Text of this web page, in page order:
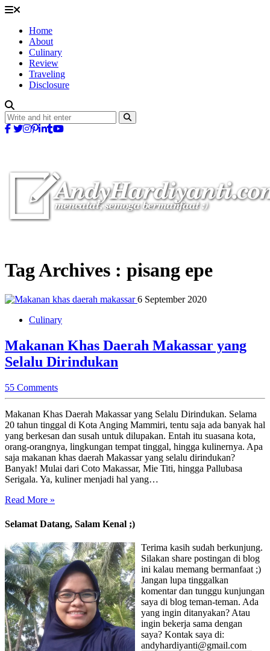
Home
About
Culinary
Review
Traveling
Disclosure
Tag Archives : pisang epe
6 September 2020
Culinary
Makanan Khas Daerah Makassar yang
Selalu Dirindukan
55 Comments
Makanan Khas Daerah Makassar yang Selalu Dirindukan. Selama
20 tahun tinggal di Kota Anging Mammiri, tentu saja ada banyak hal
yang berkesan dan susah untuk dilupakan. Entah itu suasana kota,
orang-orangnya, lingkungan tempat tinggal, hingga kulinernya. Apa
saja makanan khas daerah Makassar yang selalu dirindukan?
Banyak! Mulai dari Coto Makassar, Mie Titi, hingga Pallubasa
Serigala. Ya, kuliner menjadi hal yang…
Read More »
Selamat Datang, Salam Kenal ;)
Terima kasih sudah berkunjung.
Silakan share postingan di blog
ini kalau memang bermanfaat ;)
Jangan lupa tinggalkan
komentar dan tunggu kunjungan
saya di blog teman-teman. Ada
yang ingin ditanyakan? Atau
ingin bekerja sama dengan
saya? Kontak saya di:
andyhardiyanti@gmail.com